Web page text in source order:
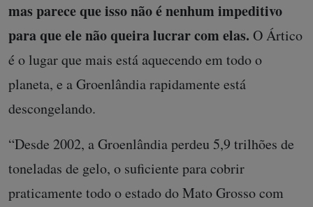
mas parece que isso não é nenhum impeditivo
para que ele não queira lucrar com elas. O Ártico
é o lugar que mais está aquecendo em todo o
planeta, e a Groenlândia rapidamente está
descongelando.
“Desde 2002, a Groenlândia perdeu 5,9 trilhões de
toneladas de gelo, o suficiente para cobrir
praticamente todo o estado do Mato Grosso com